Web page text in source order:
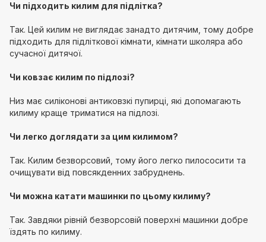
Чи підходить килим для підлітка?
Так. Цей килим не виглядає занадто дитячим, тому добре
підходить для підліткової кімнати, кімнати школяра або
сучасної дитячої.
Чи ковзає килим по підлозі?
Низ має силіконові антиковзкі пупирці, які допомагають
килиму краще триматися на підлозі.
Чи легко доглядати за цим килимом?
Так. Килим безворсовий, тому його легко пилососити та
очищувати від повсякденних забруднень.
Чи можна катати машинки по цьому килиму?
Так. Завдяки рівній безворсовій поверхні машинки добре
їздять по килиму.